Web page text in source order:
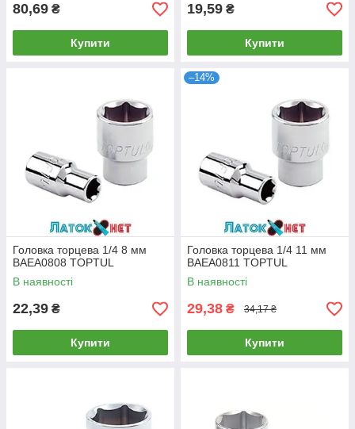
80,69 ₴
Купити
19,59 ₴
Купити
Головка торцева 1/4 8 мм
BAEA0808 TOPTUL
В наявності
22,39 ₴
Купити
–14%
Головка торцева 1/4 11 мм
BAEA0811 TOPTUL
В наявності
29,38 ₴ 34,17 ₴
Купити